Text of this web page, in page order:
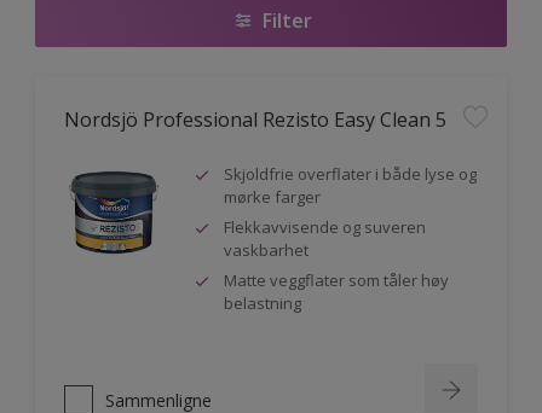
Filter
Nordsjö Professional Rezisto Easy Clean 5
Skjoldfrie overflater i både lyse og
mørke farger
Flekkavvisende og suveren
vaskbarhet
Matte veggflater som tåler høy
belastning
Sammenligne